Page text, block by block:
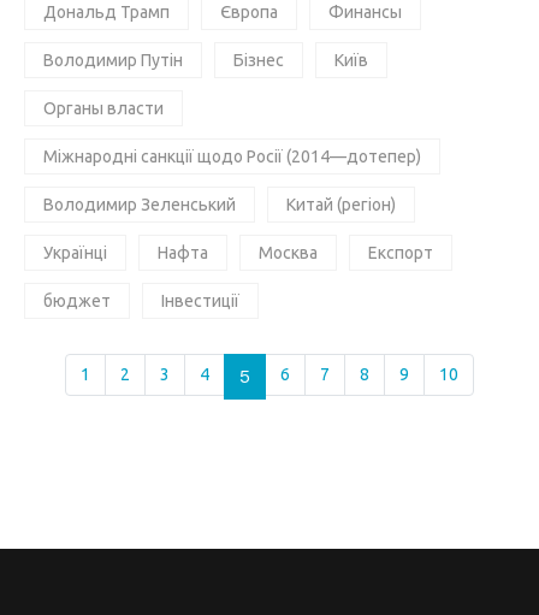
Дональд Трамп Європа Финансы
Володимир Путін Бізнес Київ
Органы власти
Міжнародні санкції щодо Росії (2014—дотепер)
Володимир Зеленський Китай (регіон)
Українці Нафта Москва Експорт
бюджет Інвестиції
1 2 3 4 5 6 7 8 9 10